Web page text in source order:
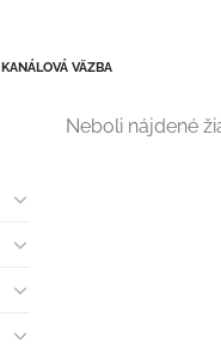
KANÁLOVÁ VÄZBA
Neboli nájdené